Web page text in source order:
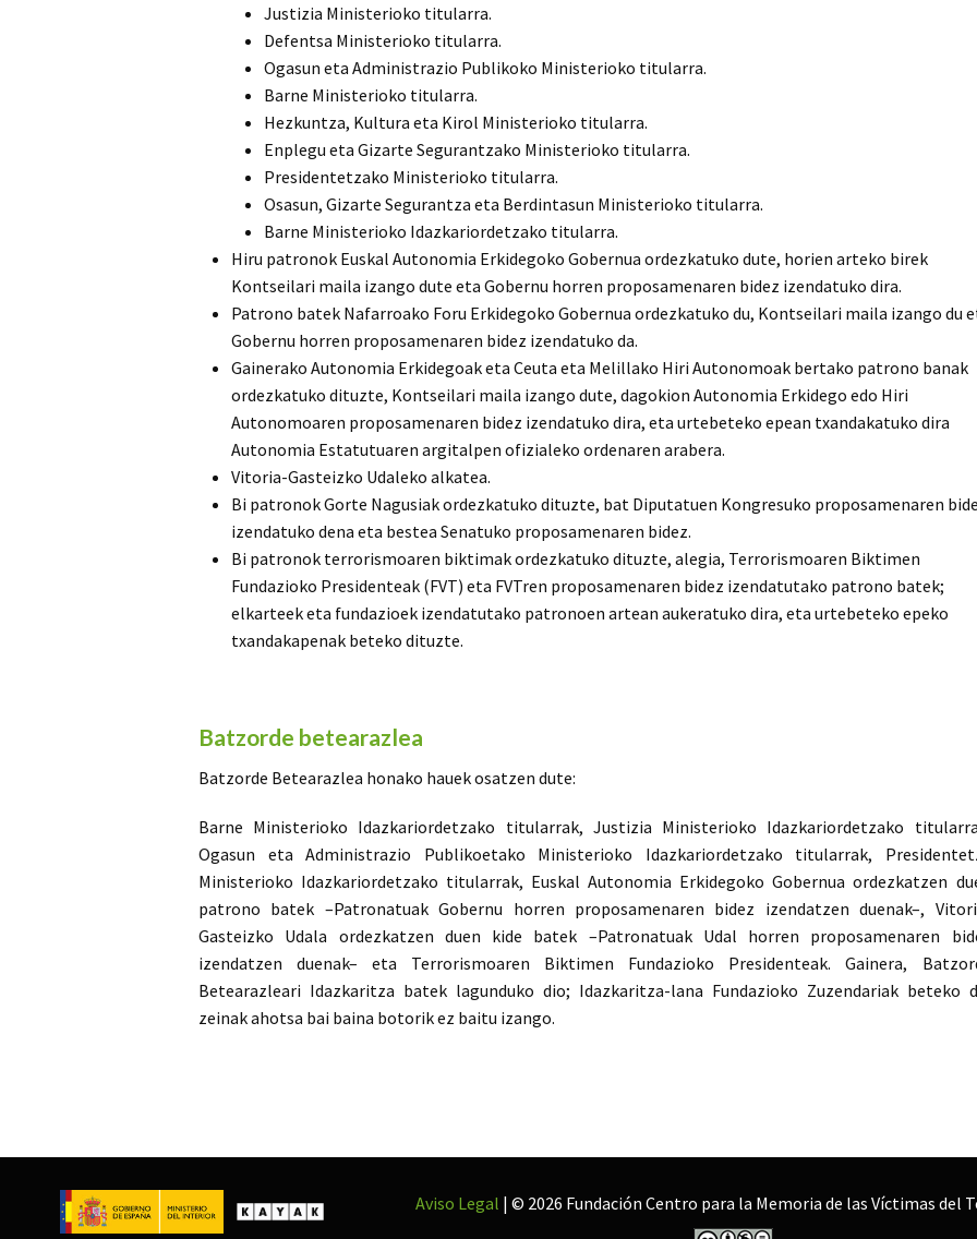
Justizia Ministerioko titularra.
Defentsa Ministerioko titularra.
Ogasun eta Administrazio Publikoko Ministerioko titularra.
Barne Ministerioko titularra.
Hezkuntza, Kultura eta Kirol Ministerioko titularra.
Enplegu eta Gizarte Segurantzako Ministerioko titularra.
Presidentetzako Ministerioko titularra.
Osasun, Gizarte Segurantza eta Berdintasun Ministerioko titularra.
Barne Ministerioko Idazkariordetzako titularra.
Hiru patronok Euskal Autonomia Erkidegoko Gobernua ordezkatuko dute, horien arteko birek
Kontseilari maila izango dute eta Gobernu horren proposamenaren bidez izendatuko dira.
Patrono batek Nafarroako Foru Erkidegoko Gobernua ordezkatuko du, Kontseilari maila izango du
Gobernu horren proposamenaren bidez izendatuko da.
Gainerako Autonomia Erkidegoak eta Ceuta eta Melillako Hiri Autonomoak bertako patrono banak
ordezkatuko dituzte, Kontseilari maila izango dute, dagokion Autonomia Erkidego edo Hiri
Autonomoaren proposamenaren bidez izendatuko dira, eta urtebeteko epean txandakatuko dira
Autonomia Estatutuaren argitalpen ofizialeko ordenaren arabera.
Vitoria-Gasteizko Udaleko alkatea.
Bi patronok Gorte Nagusiak ordezkatuko dituzte, bat Diputatuen Kongresuko proposamenaren
izendatuko dena eta bestea Senatuko proposamenaren bidez.
Bi patronok terrorismoaren biktimak ordezkatuko dituzte, alegia, Terrorismoaren Biktimen
Fundazioko Presidenteak (FVT) eta FVTren proposamenaren bidez izendatutako patrono batek;
elkarteek eta fundazioek izendatutako patronoen artean aukeratuko dira, eta urtebeteko epeko
txandakapenak beteko dituzte.
Batzorde betearazlea
Batzorde Betearazlea honako hauek osatzen dute:
Barne Ministerioko Idazkariordetzako titularrak, Justizia Ministerioko Idazkariordetzako
Ogasun eta Administrazio Publikoetako Ministerioko Idazkariordetzako titularrak,
Ministerioko Idazkariordetzako titularrak, Euskal Autonomia Erkidegoko Gobernua ordezkatzen
patrono batek –Patronatuak Gobernu horren proposamenaren bidez izendatzen duenak–,
Gasteizko Udala ordezkatzen duen kide batek –Patronatuak Udal horren proposamenaren
izendatzen duenak– eta Terrorismoaren Biktimen Fundazioko Presidenteak. Gainera,
Betearazleari Idazkaritza batek lagunduko dio; Idazkaritza-lana Fundazioko Zuzendariak beteko
zeinak ahotsa bai baina botorik ez baitu izango.
Aviso Legal | © 2026 Fundación Centro para la Memoria de las Víctimas del